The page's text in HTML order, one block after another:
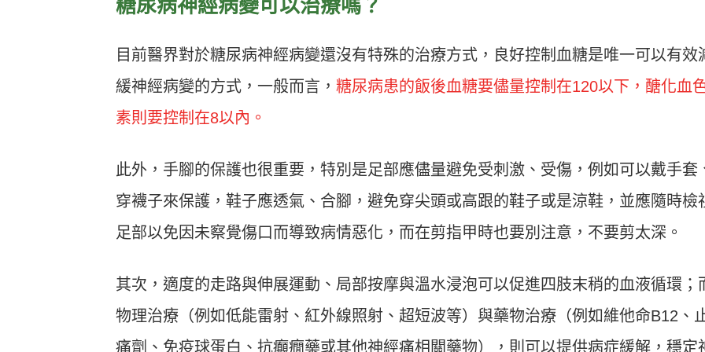
糖尿病神經病變可以治療嗎？
目前醫界對於糖尿病神經病變還沒有特殊的治療方式，良好控制血糖是唯一可以有效
緩神經病變的方式，一般而言， 糖尿病患的飯後血糖要儘量控制在120以下，醣化血
素則要控制在8以內。
此外，手腳的保護也很重要，特別是足部應儘量避免受刺激、受傷，例如可以戴手套
穿襪子來保護，鞋子應透氣、合腳，避免穿尖頭或高跟的鞋子或是涼鞋，並應隨時檢
足部以免因未察覺傷口而導致病情惡化，而在剪指甲時也要別注意，不要剪太深。
其次，適度的走路與伸展運動、局部按摩與溫水浸泡可以促進四肢末稍的血液循環；
物理治療（例如低能雷射、紅外線照射、超短波等）與藥物治療（例如維他命B12、
痛劑、免疫球蛋白、抗癲癇藥或其他神經痛相關藥物），則可以提供病症緩解，穩定